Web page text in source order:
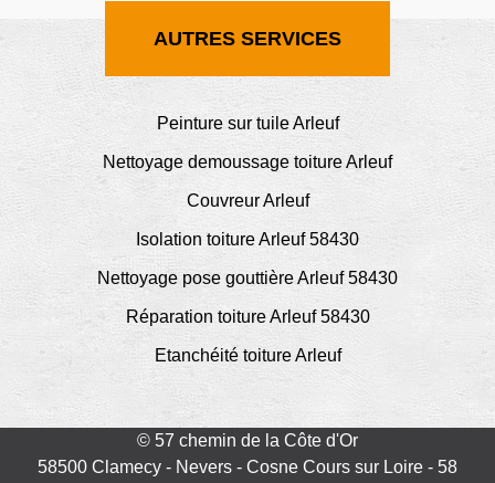
AUTRES SERVICES
Peinture sur tuile Arleuf
Nettoyage demoussage toiture Arleuf
Couvreur Arleuf
Isolation toiture Arleuf 58430
Nettoyage pose gouttière Arleuf 58430
Réparation toiture Arleuf 58430
Etanchéité toiture Arleuf
© 57 chemin de la Côte d'Or
58500 Clamecy - Nevers - Cosne Cours sur Loire - 58